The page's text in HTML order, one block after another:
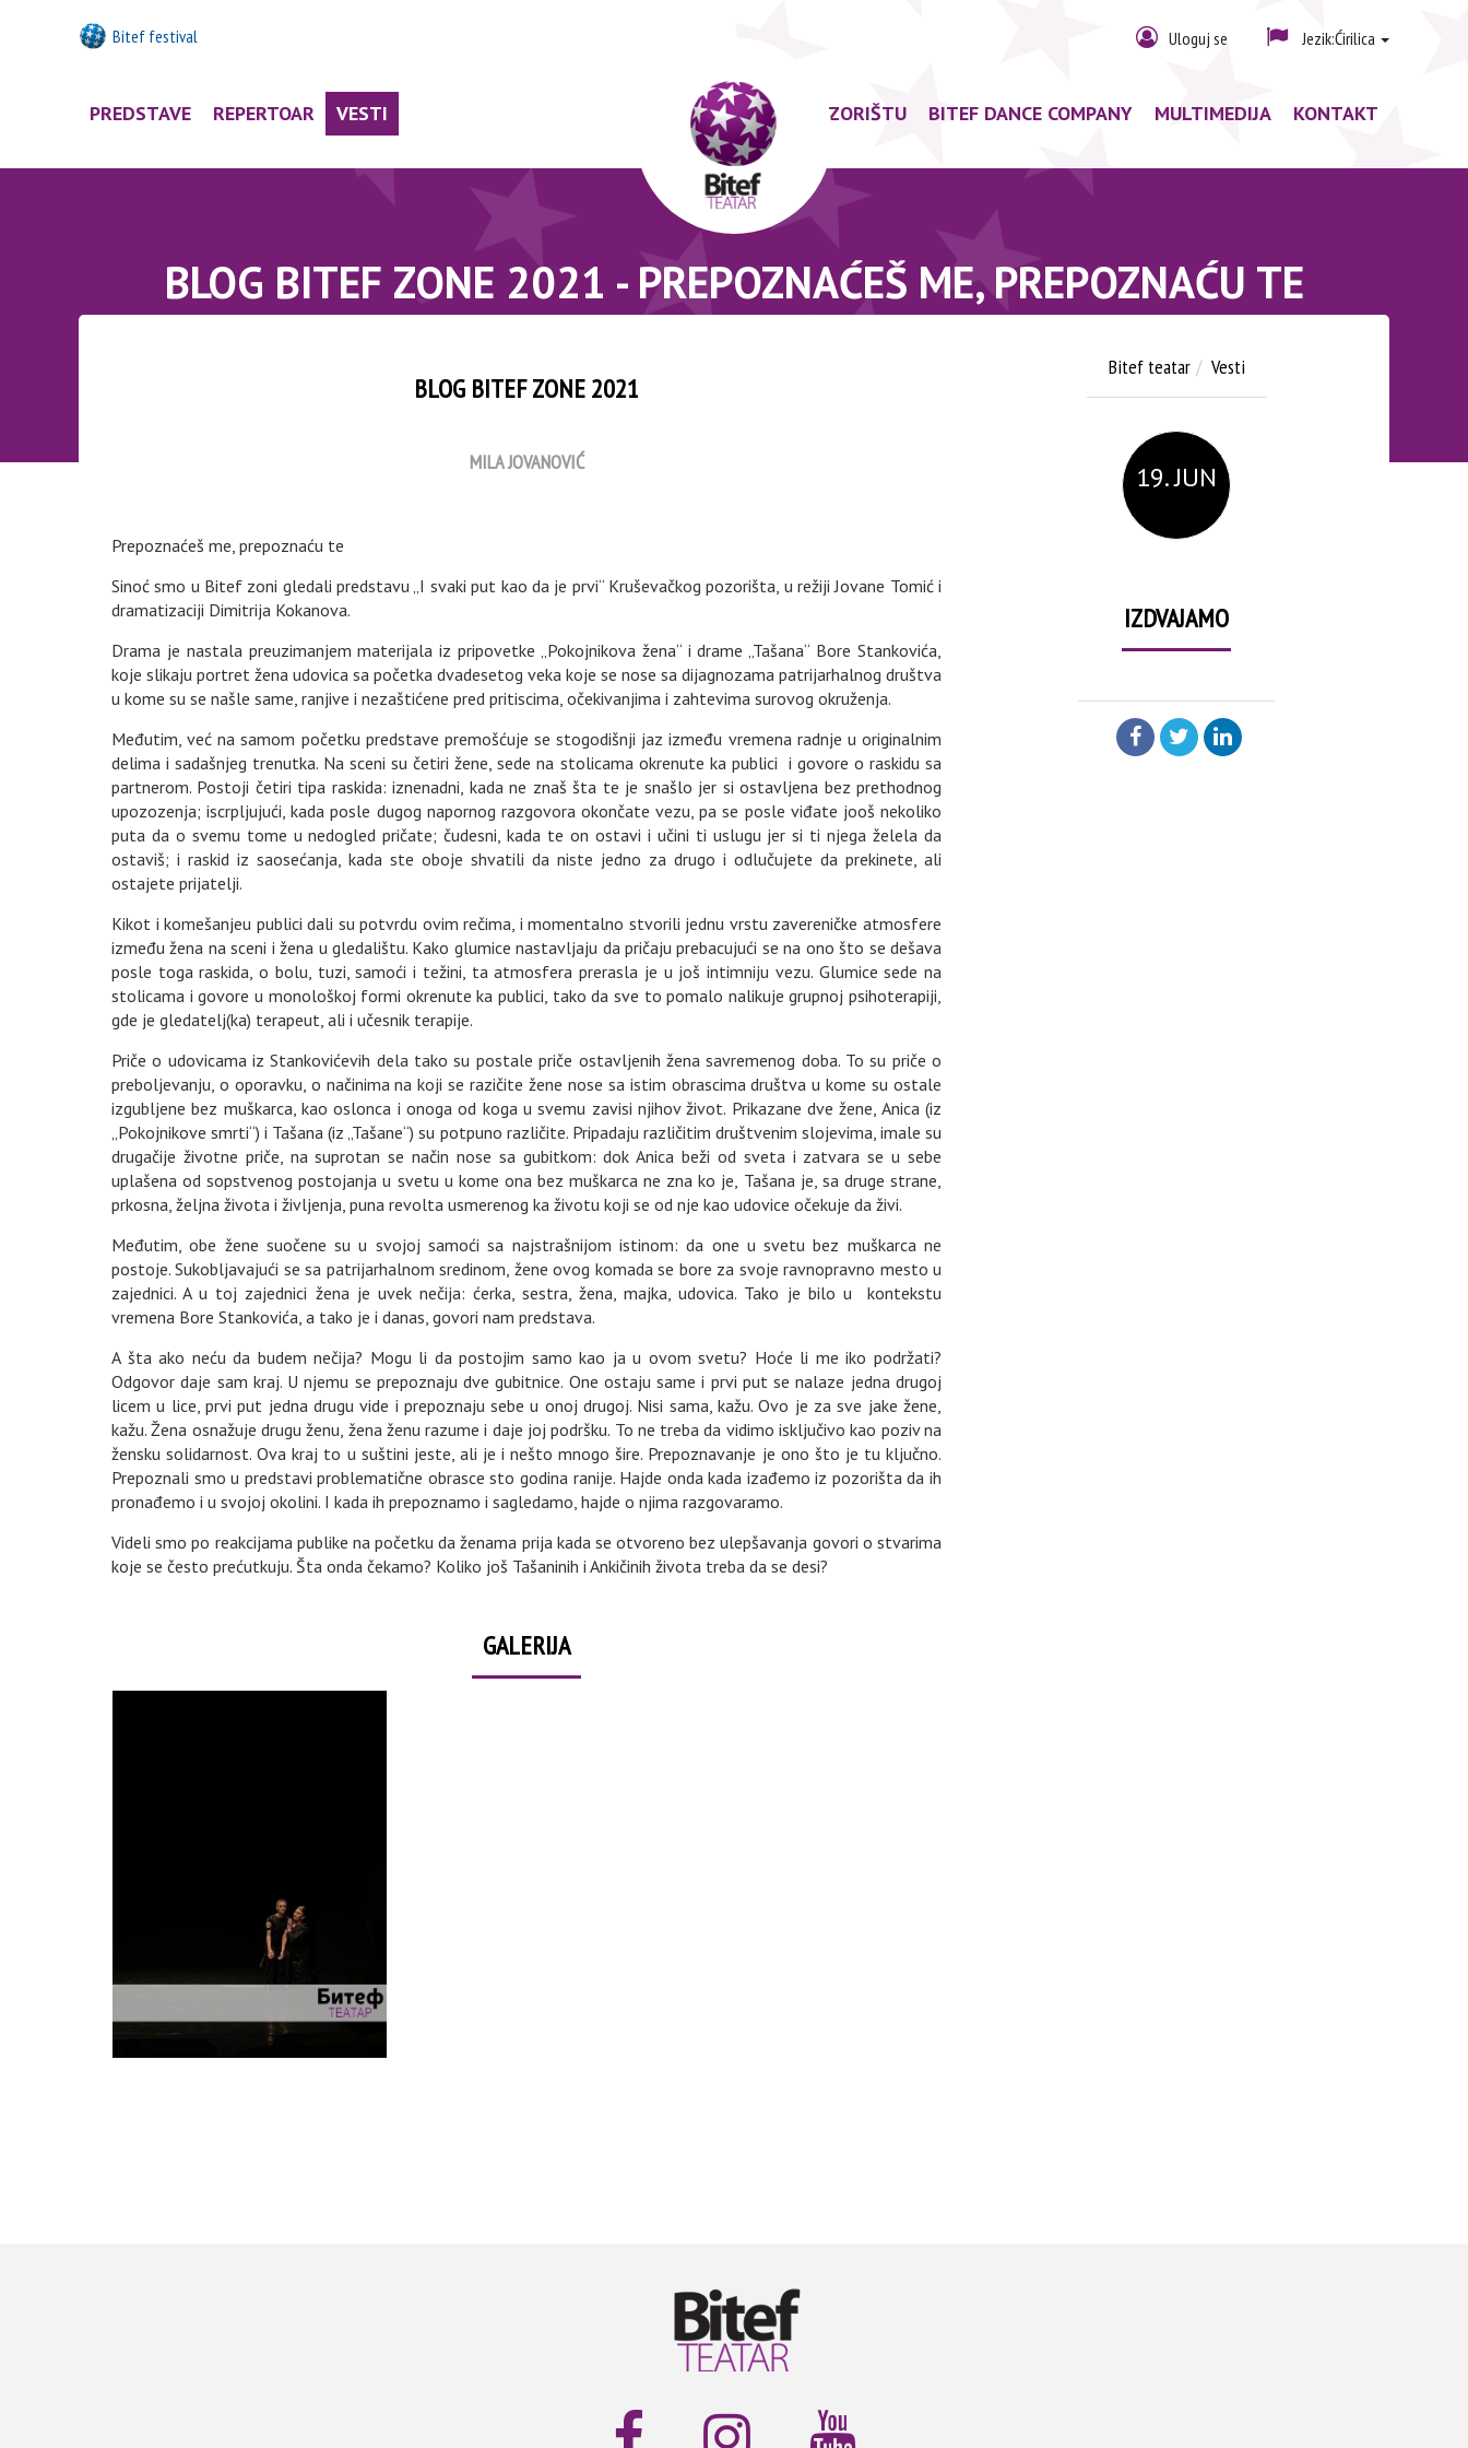
Uloguj se Jezik:Ćirilica
Bitef festival
PREDSTAVE REPERTOAR VESTI O POZORIŠTU BITEF DANCE COMPANY MULTIMEDIJA KONTAKT
BLOG BITEF ZONE 2021 - PREPOZNAĆEŠ ME, PREPOZNAĆU TE
BLOG BITEF ZONE 2021
MILA JOVANOVIĆ
Prepoznaćeš me, prepoznaću te
Sinoć smo u Bitef zoni gledali predstavu „I svaki put kao da je prvi“ Kruševačkog pozorišta, u režiji Jovane Tomić i
dramatizaciji Dimitrija Kokanova.
Drama je nastala preuzimanjem materijala iz pripovetke „Pokojnikova žena“ i drame „Tašana“ Bore Stankovića,
koje slikaju portret žena udovica sa početka dvadesetog veka koje se nose sa dijagnozama patrijarhalnog društva
u kome su se našle same, ranjive i nezaštićene pred pritiscima, očekivanjima i zahtevima surovog okruženja.
Međutim, već na samom početku predstave premošćuje se stogodišnji jaz između vremena radnje u originalnim
delima i sadašnjeg trenutka. Na sceni su četiri žene, sede na stolicama okrenute ka publici i govore o raskidu sa
partnerom. Postoji četiri tipa raskida: iznenadni, kada ne znaš šta te je snašlo jer si ostavljena bez prethodnog
upozozenja; iscrpljujući, kada posle dugog napornog razgovora okončate vezu, pa se posle viđate jooš nekoliko
puta da o svemu tome u nedogled pričate; čudesni, kada te on ostavi i učini ti uslugu jer si ti njega želela da
ostaviš; i raskid iz saosećanja, kada ste oboje shvatili da niste jedno za drugo i odlučujete da prekinete, ali
ostajete prijatelji.
Kikot i komešanjeu publici dali su potvrdu ovim rečima, i momentalno stvorili jednu vrstu zavereničke atmosfere
između žena na sceni i žena u gledalištu. Kako glumice nastavljaju da pričaju prebacujući se na ono što se dešava
posle toga raskida, o bolu, tuzi, samoći i težini, ta atmosfera prerasla je u još intimniju vezu. Glumice sede na
stolicama i govore u monološkoj formi okrenute ka publici, tako da sve to pomalo nalikuje grupnoj psihoterapiji,
gde je gledatelj(ka) terapeut, ali i učesnik terapije.
Priče o udovicama iz Stankovićevih dela tako su postale priče ostavljenih žena savremenog doba. To su priče o
preboljevanju, o oporavku, o načinima na koji se razičite žene nose sa istim obrascima društva u kome su ostale
izgubljene bez muškarca, kao oslonca i onoga od koga u svemu zavisi njihov život. Prikazane dve žene, Anica (iz
„Pokojnikove smrti“) i Tašana (iz „Tašane“) su potpuno različite. Pripadaju različitim društvenim slojevima, imale su
drugačije životne priče, na suprotan se način nose sa gubitkom: dok Anica beži od sveta i zatvara se u sebe
uplašena od sopstvenog postojanja u svetu u kome ona bez muškarca ne zna ko je, Tašana je, sa druge strane,
prkosna, željna života i življenja, puna revolta usmerenog ka životu koji se od nje kao udovice očekuje da živi.
Međutim, obe žene suočene su u svojoj samoći sa najstrašnijom istinom: da one u svetu bez muškarca ne
postoje. Sukobljavajući se sa patrijarhalnom sredinom, žene ovog komada se bore za svoje ravnopravno mesto u
zajednici. A u toj zajednici žena je uvek nečija: ćerka, sestra, žena, majka, udovica. Tako je bilo u kontekstu
vremena Bore Stankovića, a tako je i danas, govori nam predstava.
A šta ako neću da budem nečija? Mogu li da postojim samo kao ja u ovom svetu? Hoće li me iko podržati?
Odgovor daje sam kraj. U njemu se prepoznaju dve gubitnice. One ostaju same i prvi put se nalaze jedna drugoj
licem u lice, prvi put jedna drugu vide i prepoznaju sebe u onoj drugoj. Nisi sama, kažu. Ovo je za sve jake žene,
kažu. Žena osnažuje drugu ženu, žena ženu razume i daje joj podršku. To ne treba da vidimo isključivo kao poziv na
žensku solidarnost. Ova kraj to u suštini jeste, ali je i nešto mnogo šire. Prepoznavanje je ono što je tu ključno.
Prepoznali smo u predstavi problematične obrasce sto godina ranije. Hajde onda kada izađemo iz pozorišta da ih
pronađemo i u svojoj okolini. I kada ih prepoznamo i sagledamo, hajde o njima razgovaramo.
Videli smo po reakcijama publike na početku da ženama prija kada se otvoreno bez ulepšavanja govori o stvarima
koje se često prećutkuju. Šta onda čekamo? Koliko još Tašaninih i Ankičinih života treba da se desi?
GALERIJA
Bitef teatar Vesti
19. JUN
IZDVAJAMO
PODELI: